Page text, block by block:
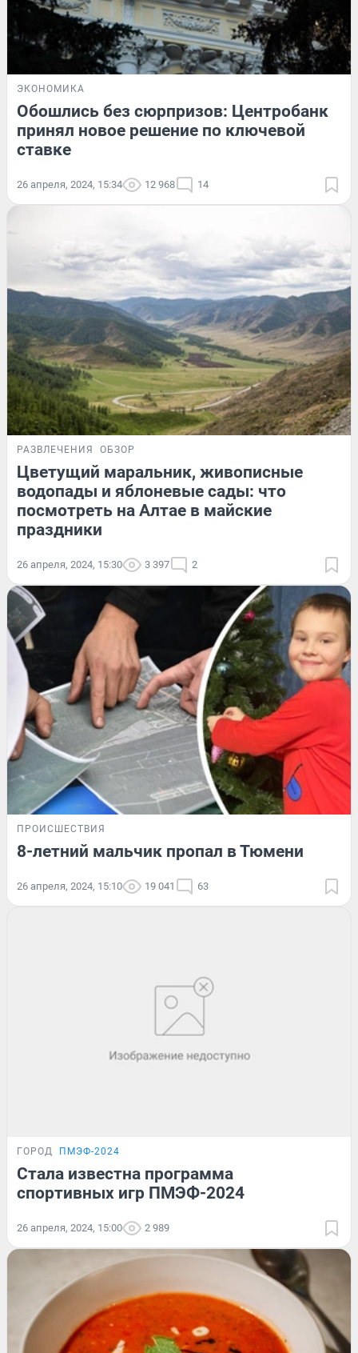
ЭКОНОМИКА
Обошлись без сюрпризов: Центробанк
принял новое решение по ключевой
ставке
26 апреля, 2024, 15:34 12 968 14
РАЗВЛЕЧЕНИЯ ОБЗОР
Цветущий маральник, живописные
водопады и яблоневые сады: что
посмотреть на Алтае в майские
праздники
26 апреля, 2024, 15:30 3 397 2
ПРОИСШЕСТВИЯ
8-летний мальчик пропал в Тюмени
26 апреля, 2024, 15:10 19 041 63
ГОРОД ПМЭФ-2024
Стала известна программа
спортивных игр ПМЭФ-2024
26 апреля, 2024, 15:00 2 989